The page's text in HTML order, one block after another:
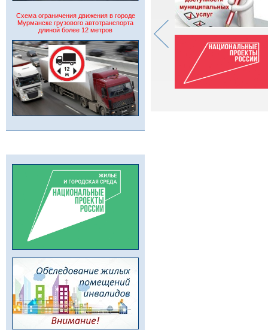
Схема ограничения движения в городе
Мурманске грузового автотранспорта
длиной более 12 метров